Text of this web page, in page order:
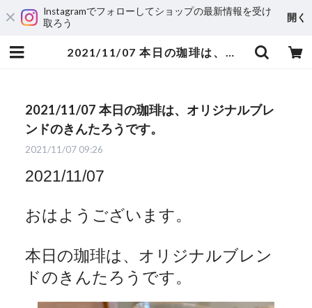
Instagramでフォローしてショップの最新情報を受け
取ろう
開く
2021/11/07 本日の珈琲は、オリジナルブレンドのきんたろうです。 | 自家焙煎珈琲 ハルノ珈琲
2021/11/07 本日の珈琲は、オリジナルブレ
ンドのきんたろうです。
2021/11/07 09:26
2021/11/07
おはようございます。
本日の珈琲は、オリジナルブレン
ドのきんたろうです。